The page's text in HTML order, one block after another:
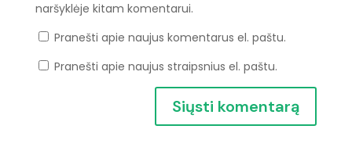
naršyklėje kitam komentarui.
Pranešti apie naujus komentarus el. paštu.
Pranešti apie naujus straipsnius el. paštu.